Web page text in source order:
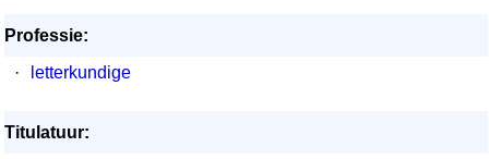
Professie:
·
letterkundige
Titulatuur: